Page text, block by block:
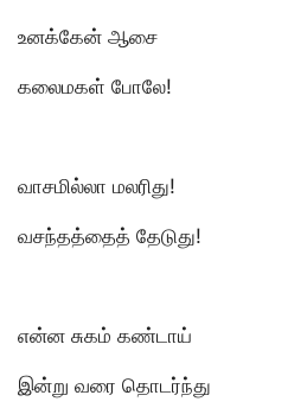
உனக்கேன் ஆசை
கலைமகள் போலே!
வாசமில்லா மலரிது!
வசந்தத்தைத் தேடுது!
என்ன சுகம் கண்டாய்
இன்று வரை தொடர்ந்து